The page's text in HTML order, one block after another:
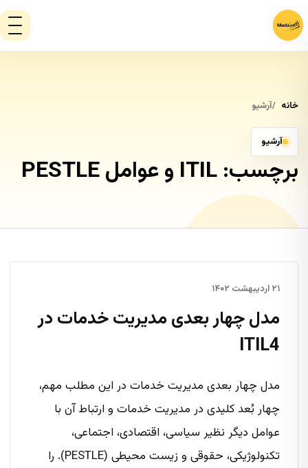
خانه آرشیو
آرشیو
برچسب: ITIL و عوامل PESTLE
۲۱ اردیبهشت ۱۴۰۲
مدل چهار بعدی مدیریت خدمات در
ITIL4
مدل چهار بعدی مدیریت خدمات در این مطلب مهم،
چهار بُعد کلیدی در مدیریت خدمات و ارتباط آن با
عوامل دیگر نظیر سیاسی، اقتصادی، اجتماعی،
تکنولوژیکی، حقوقی و زیست محیطی (PESTLE). را